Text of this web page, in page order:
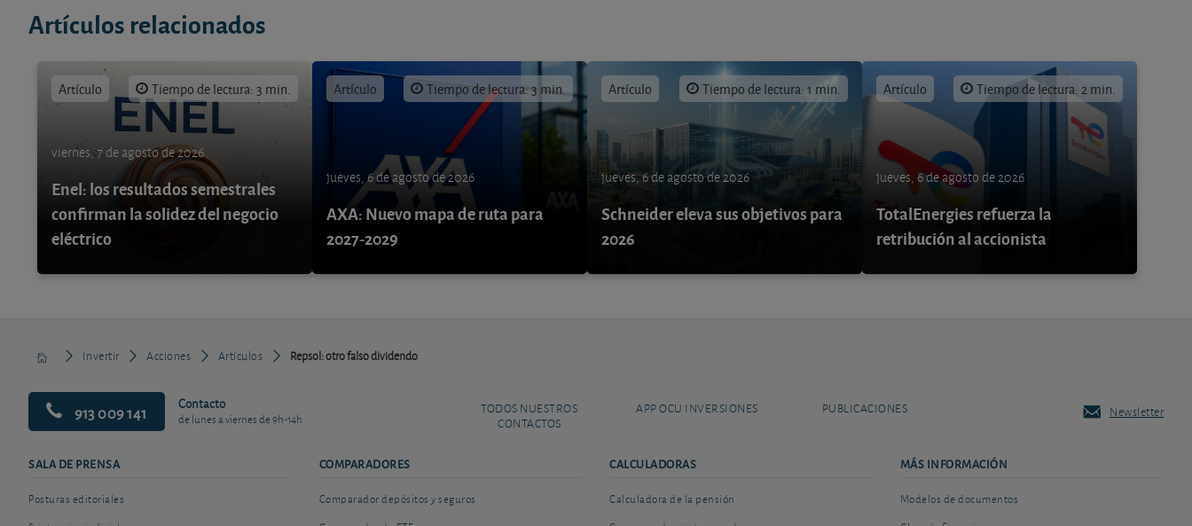
Artículos relacionados
Artículo Tiempo de lectura: 3 min.
viernes, 7 de agosto de 2026
Enel: los resultados semestrales
confirman la solidez del negocio
eléctrico
Artículo Tiempo de lectura: 3 min.
jueves, 6 de agosto de 2026
AXA: Nuevo mapa de ruta para
2027-2029
Artículo Tiempo de lectura: 1 min.
jueves, 6 de agosto de 2026
Schneider eleva sus objetivos para
2026
Artículo Tiempo de lectura: 2 min.
jueves, 6 de agosto de 2026
TotalEnergies refuerza la
retribución al accionista
Invertir Acciones Artículos Repsol: otro falso dividendo
913 009 141 Contacto
de lunes a viernes de 9h-14h
TODOS NUESTROS
CONTACTOS
APP OCU INVERSIONES PUBLICACIONES Newsletter
SALA DE PRENSA
Posturas editoriales
COMPARADORES
Comparador depósitos y seguros
CALCULADORAS
Calculadora de la pensión
MÁS INFORMACIÓN
Modelos de documentos